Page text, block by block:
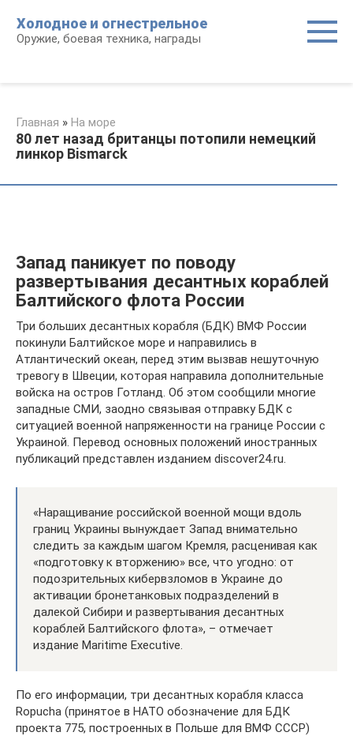
контенту
Холодное и огнестрельное
Оружие, боевая техника, награды
Главная » На море
80 лет назад британцы потопили немецкий
линкор Bismarck
Запад паникует по поводу
развертывания десантных кораблей
Балтийского флота России
Три больших десантных корабля (БДК) ВМФ России
покинули Балтийское море и направились в
Атлантический океан, перед этим вызвав нешуточную
тревогу в Швеции, которая направила дополнительные
войска на остров Готланд. Об этом сообщили многие
западные СМИ, заодно связывая отправку БДК с
ситуацией военной напряженности на границе России с
Украиной. Перевод основных положений иностранных
публикаций представлен изданием discover24.ru.
«Наращивание российской военной мощи вдоль
границ Украины вынуждает Запад внимательно
следить за каждым шагом Кремля, расценивая как
«подготовку к вторжению» все, что угодно: от
подозрительных кибервзломов в Украине до
активации бронетанковых подразделений в
далекой Сибири и развертывания десантных
кораблей Балтийского флота», – отмечает
издание Maritime Executive.
По его информации, три десантных корабля класса
Ropucha (принятое в НАТО обозначение для БДК
проекта 775, построенных в Польше для ВМФ СССР)